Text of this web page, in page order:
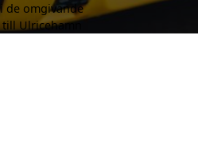
de omgivande
till Ulricehamn